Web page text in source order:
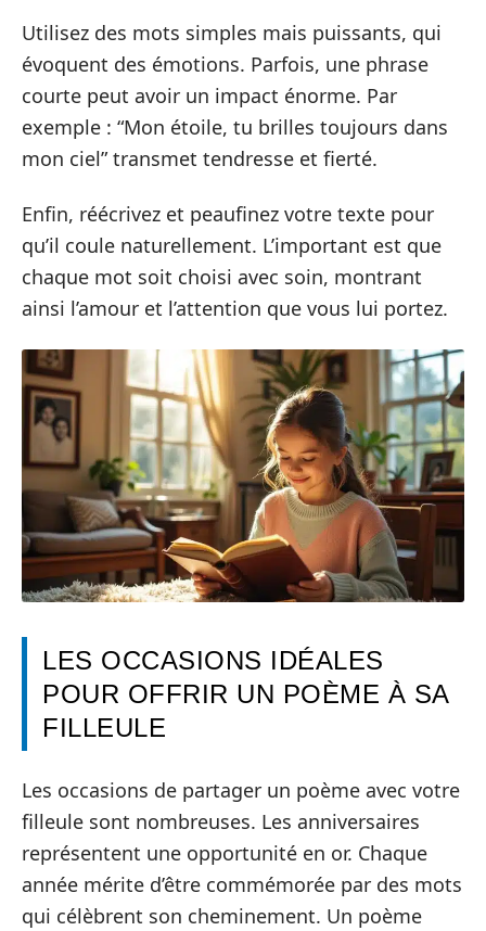
Utilisez des mots simples mais puissants, qui
évoquent des émotions. Parfois, une phrase
courte peut avoir un impact énorme. Par
exemple : “Mon étoile, tu brilles toujours dans
mon ciel” transmet tendresse et fierté.
Enfin, réécrivez et peaufinez votre texte pour
qu’il coule naturellement. L’important est que
chaque mot soit choisi avec soin, montrant
ainsi l’amour et l’attention que vous lui portez.
LES OCCASIONS IDÉALES
POUR OFFRIR UN POÈME À SA
FILLEULE
Les occasions de partager un poème avec votre
filleule sont nombreuses. Les anniversaires
représentent une opportunité en or. Chaque
année mérite d’être commémorée par des mots
qui célèbrent son cheminement. Un poème